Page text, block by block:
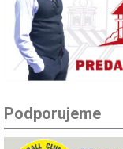
Podporujeme